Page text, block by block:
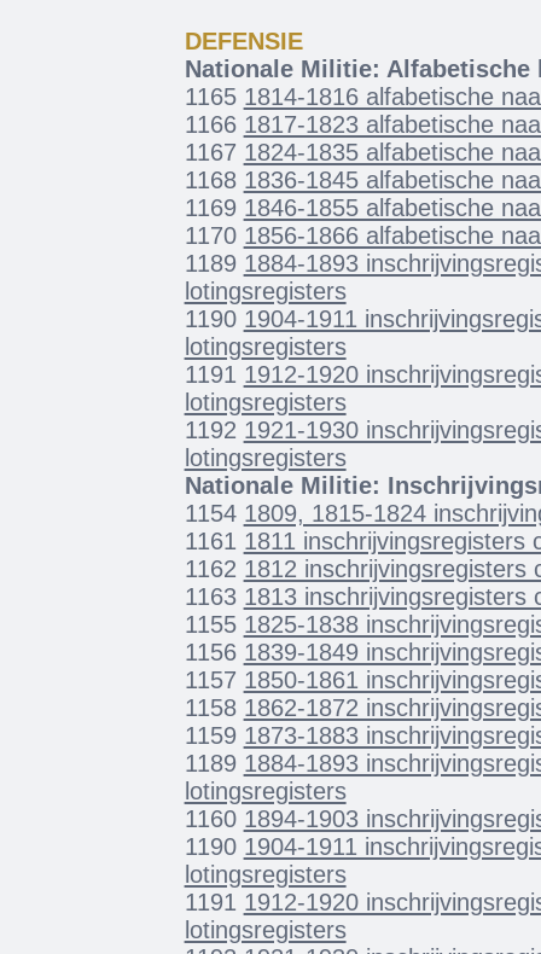
DEFENSIE
Nationale Militie:
1165 1814-1816 alfabetische
1166 1817-1823 alfabetische
1167 1824-1835 alfabetische
1168 1836-1845 alfabetische
1169 1846-1855 alfabetische
1170 1856-1866 alfabetische
1189 1884-1893
lotingsregisters
1190 1904-1911
lotingsregisters
1191 1912-1920
lotingsregisters
1192 1921-1930
lotingsregisters
Nationale Militie:
1154 1809, 1815-1824
1161 1811 inschrijvingsregisters
1162 1812 inschrijvingsregisters
1163 1813 inschrijvingsregisters
1155 1825-1838
1156 1839-1849
1157 1850-1861
1158 1862-1872
1159 1873-1883
1189 1884-1893
lotingsregisters
1160 1894-1903
1190 1904-1911
lotingsregisters
1191 1912-1920
lotingsregisters